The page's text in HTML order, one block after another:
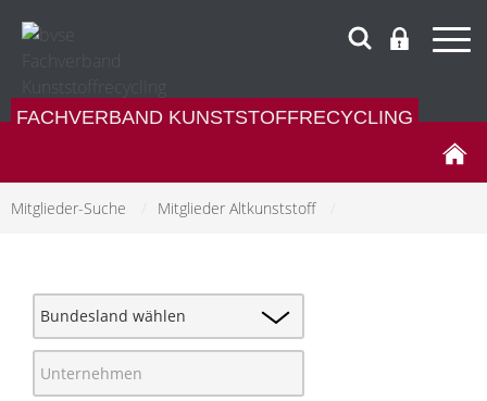
FACHVERBAND KUNSTSTOFFRECYCLING
Mitglieder-Suche Mitglieder Altkunststoff